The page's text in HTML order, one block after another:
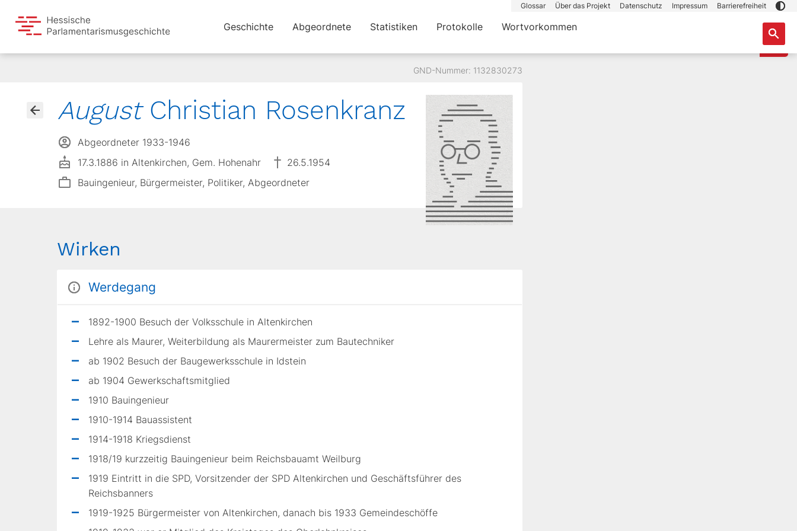
Glossar Über das Projekt Datenschutz Impressum Barrierefreiheit
Geschichte Abgeordnete Statistiken Protokolle Wortvorkommen
GND-Nummer: 1132830273
AugustChristian Rosenkranz
Abgeordneter 1933-1946
17.3.1886 in Altenkirchen, Gem. Hohenahr
26.5.1954
Bauingenieur, Bürgermeister, Politiker, Abgeordneter
Wirken
Werdegang
1892-1900 Besuch der Volksschule in Altenkirchen
Lehre als Maurer, Weiterbildung als Maurermeister zum Bautechniker
ab 1902 Besuch der Baugewerksschule in Idstein
ab 1904 Gewerkschaftsmitglied
1910 Bauingenieur
1910-1914 Bauassistent
1914-1918 Kriegsdienst
1918/19 kurzzeitig Bauingenieur beim Reichsbauamt Weilburg
1919 Eintritt in die SPD, Vorsitzender der SPD Altenkirchen und Geschäftsführer des
Reichsbanners
1919-1925 Bürgermeister von Altenkirchen, danach bis 1933 Gemeindeschöffe